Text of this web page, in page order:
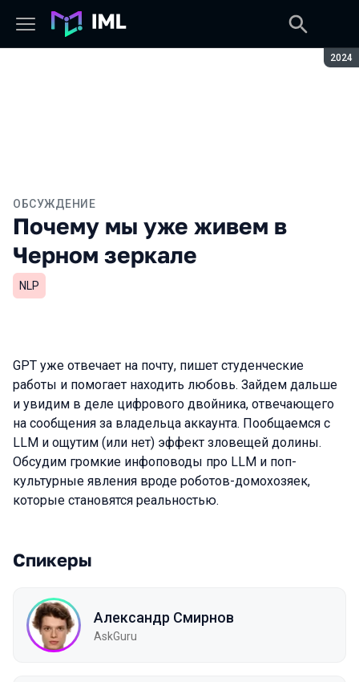
2024
ОБСУЖДЕНИЕ
Почему мы уже живем в
Черном зеркале
NLP
GPT уже отвечает на почту, пишет студенческие
работы и помогает находить любовь. Зайдем дальше
и увидим в деле цифрового двойника, отвечающего
на сообщения за владельца аккаунта. Пообщаемся с
LLM и ощутим (или нет) эффект зловещей долины.
Обсудим громкие инфоповоды про LLM и поп-
культурные явления вроде роботов-домохозяек,
которые становятся реальностью.
Спикеры
Александр Смирнов
AskGuru